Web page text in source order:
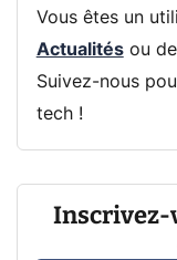
Vous êtes un
Actualitésou de
Suivez-nous
tech !
Inscrivez-